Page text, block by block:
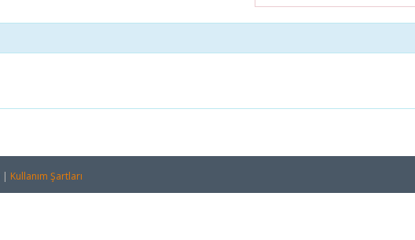
| Kullanım Şartları